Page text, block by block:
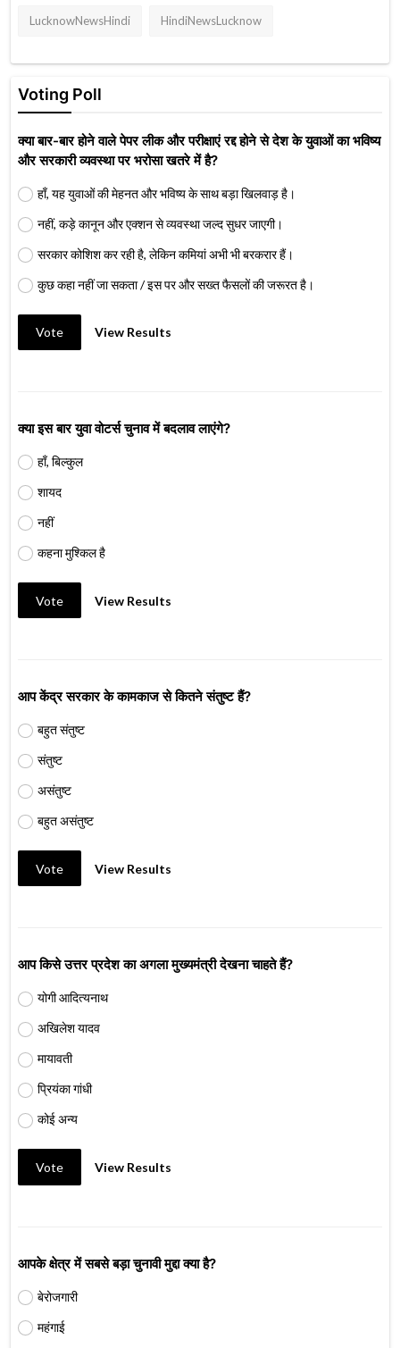
LucknowNewsHindi HindiNewsLucknow
Voting Poll
क्या बार-बार होने वाले पेपर लीक और परीक्षाएं रद्द होने से देश के युवाओं का भविष्य
और सरकारी व्यवस्था पर भरोसा खतरे में है?
हाँ, यह युवाओं की मेहनत और भविष्य के साथ बड़ा खिलवाड़ है।
नहीं, कड़े कानून और एक्शन से व्यवस्था जल्द सुधर जाएगी।
सरकार कोशिश कर रही है, लेकिन कमियां अभी भी बरकरार हैं।
कुछ कहा नहीं जा सकता / इस पर और सख्त फैसलों की जरूरत है।
Vote View Results
क्या इस बार युवा वोटर्स चुनाव में बदलाव लाएंगे?
हाँ, बिल्कुल
शायद
नहीं
कहना मुश्किल है
Vote View Results
आप केंद्र सरकार के कामकाज से कितने संतुष्ट हैं?
बहुत संतुष्ट
संतुष्ट
असंतुष्ट
बहुत असंतुष्ट
Vote View Results
आप किसे उत्तर प्रदेश का अगला मुख्यमंत्री देखना चाहते हैं?
योगी आदित्यनाथ
अखिलेश यादव
मायावती
प्रियंका गांधी
कोई अन्य
Vote View Results
आपके क्षेत्र में सबसे बड़ा चुनावी मुद्दा क्या है?
बेरोजगारी
महंगाई